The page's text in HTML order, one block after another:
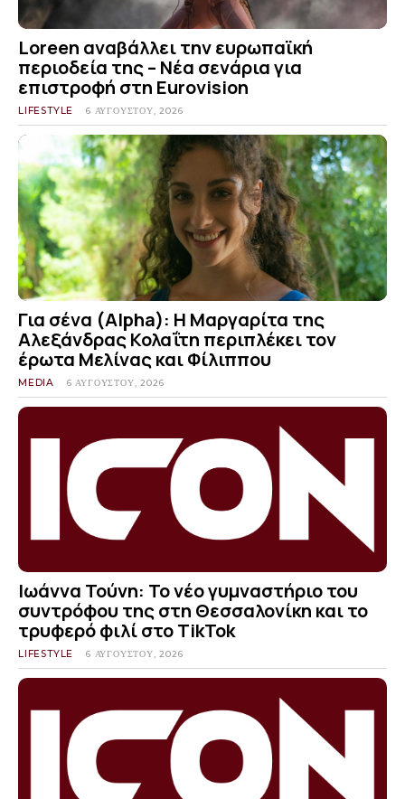
Loreen αναβάλλει την ευρωπαϊκή
περιοδεία της – Νέα σενάρια για
επιστροφή στη Eurovision
LIFESTYLE 6 ΑΥΓΟΎΣΤΟΥ, 2026
Για σένα (Alpha): Η Μαργαρίτα της
Αλεξάνδρας Κολαΐτη περιπλέκει τον
έρωτα Μελίνας και Φίλιππου
MEDIA 6 ΑΥΓΟΎΣΤΟΥ, 2026
Ιωάννα Τούνη: Το νέο γυμναστήριο του
συντρόφου της στη Θεσσαλονίκη και το
τρυφερό φιλί στο TikTok
LIFESTYLE 6 ΑΥΓΟΎΣΤΟΥ, 2026